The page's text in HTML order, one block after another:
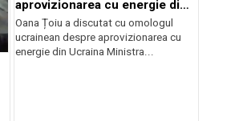
aprovizionarea cu energie din
Ucraina
Oana Țoiu a discutat cu omologul
ucrainean despre aprovizionarea cu
energie din Ucraina Ministra...